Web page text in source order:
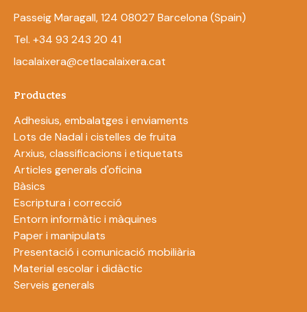
Passeig Maragall, 124 08027 Barcelona (Spain)
Tel. +34 93 243 20 41
lacalaixera@cetlacalaixera.cat
Productes
Adhesius, embalatges i enviaments
Lots de Nadal i cistelles de fruita
Arxius, classificacions i etiquetats
Articles generals d'oficina
Bàsics
Escriptura i correcció
Entorn informàtic i màquines
Paper i manipulats
Presentació i comunicació mobiliària
Material escolar i didàctic
Serveis generals